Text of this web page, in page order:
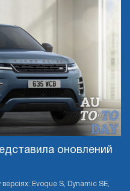
оновлений
Evoque S, Dynamic SE,